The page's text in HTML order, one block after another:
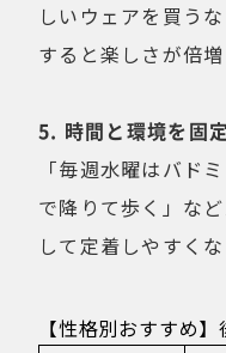
しいウェアを買う
すると楽しさが倍増
5. 時間と環境を固
「毎週水曜はバド
で降りて歩く」な
して定着しやすくな
【性格別おすすめ